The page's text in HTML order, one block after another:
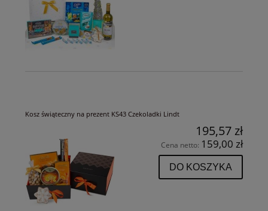
Kosz świąteczny na prezent KS43 Czekoladki Lindt
195,57 zł
Cena netto: 159,00 zł
DO KOSZYKA